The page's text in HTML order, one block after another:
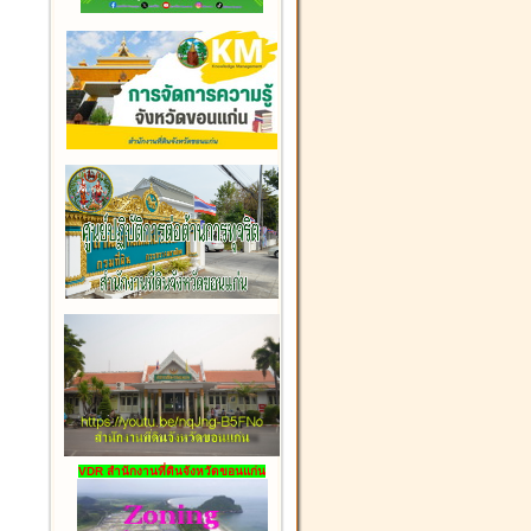
VDR สำนักงานที่ดินจังหวัดขอนแก่น